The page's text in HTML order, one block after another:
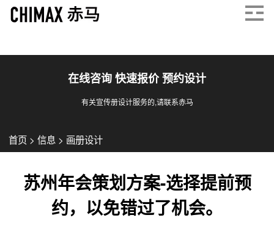
在线咨询 快速报价 预约设计
有关宣传册设计服务的,请联系赤马
首页 > 信息 > 画册设计
苏州年会策划方案-选择提前预
约，以免错过了机会。